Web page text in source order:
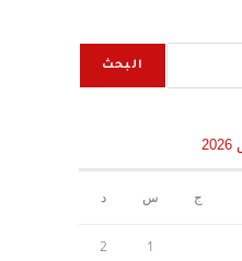
البحث
ج س د
1
2